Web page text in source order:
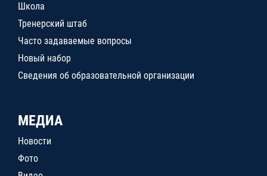
Школа
Тренерский штаб
Часто задаваемые вопросы
Новый набор
Сведения об образовательной организации
МЕДИА
Новости
Фото